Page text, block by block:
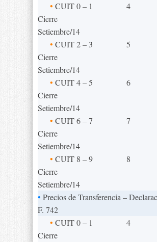
• CUIT 0 – 1
Cierre
Setiembre/14
4
• CUIT 2 – 3
Cierre
Setiembre/14
5
• CUIT 4 – 5
Cierre
Setiembre/14
6
• CUIT 6 – 7
Cierre
Setiembre/14
7
• CUIT 8 – 9
Cierre
Setiembre/14
8
• Precios de Transferencia –
F. 742
• CUIT 0 – 1
Cierre
4